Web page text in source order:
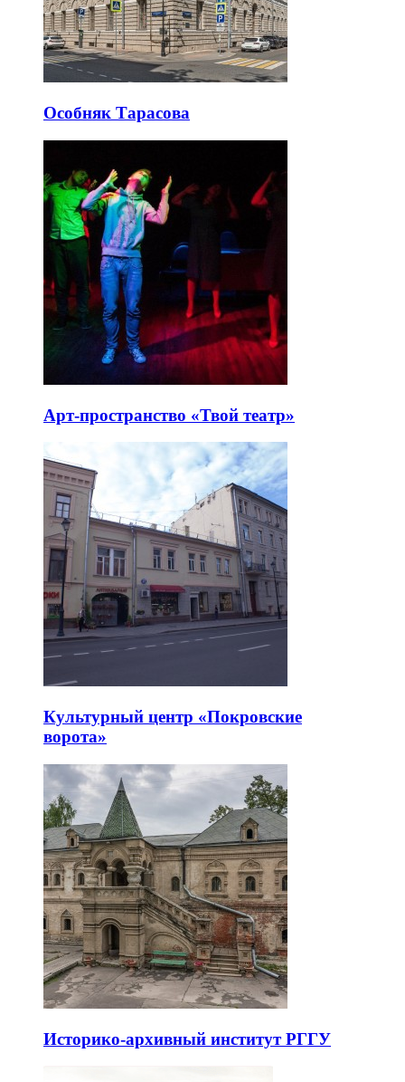
Особняк Тарасова
Арт-пространство «Твой театр»
Культурный центр «Покровские
ворота»
Историко-архивный институт РГГУ